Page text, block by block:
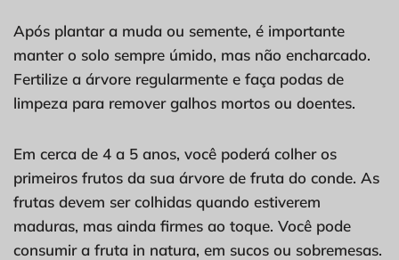
Após plantar a muda ou semente, é importante
manter o solo sempre úmido, mas não encharcado.
Fertilize a árvore regularmente e faça podas de
limpeza para remover galhos mortos ou doentes.
Em cerca de 4 a 5 anos, você poderá colher os
primeiros frutos da sua árvore de fruta do conde. As
frutas devem ser colhidas quando estiverem
maduras, mas ainda firmes ao toque. Você pode
consumir a fruta in natura, em sucos ou sobremesas.